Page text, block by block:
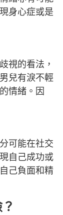
身心症或是
視的看法，
兒有淚不輕
情緒。因
可能在社交
自己成功或
己負面和精